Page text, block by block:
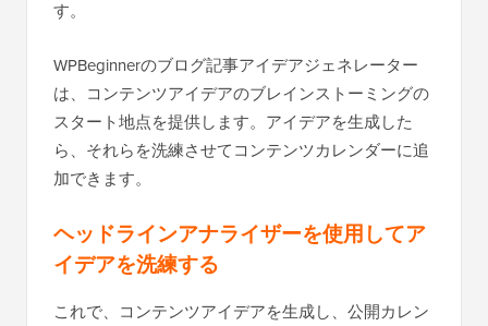
す。
WPBeginnerのブログ記事アイデアジェネレーター
は、コンテンツアイデアのブレインストーミングの
スタート地点を提供します。アイデアを生成した
ら、それらを洗練させてコンテンツカレンダーに追
加できます。
ヘッドラインアナライザーを使用してア
イデアを洗練する
これで、コンテンツアイデアを生成し、公開カレン